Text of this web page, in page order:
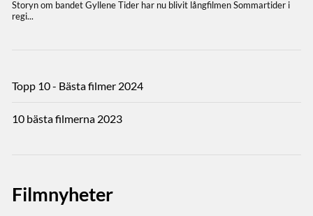
Topp 10 - Bästa filmer 2024
10 bästa filmerna 2023
Filmnyheter